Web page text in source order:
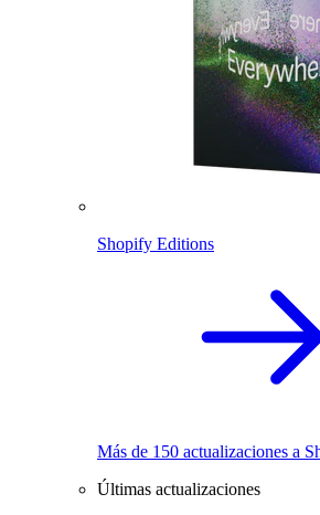
Shopify Editions
Más de 150 actualizaciones a
Últimas actualizaciones